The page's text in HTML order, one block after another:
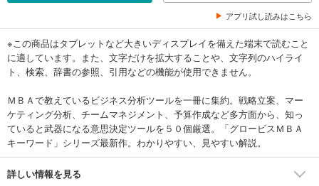
アプリ試し読みはこちら
※この商品はタブレットなど大きいディスプレイを備えた端末で読むこと
に適しています。また、文字だけを拡大することや、文字列のハイライ
ト、検索、辞書の参照、引用などの機能が使用できません。
ＭＢＡで教えているビジネス分析ツールを一冊に集約。戦略立案、マー
ケティング分析、チームマネジメント、予算作成など多方面から、知っ
ていると武器になる意思決定ツールを５０個厳選。「グロービスＭＢＡ
キーワード」シリーズ最新作。わかりやすい、見やすい解説。
詳しい情報を見る